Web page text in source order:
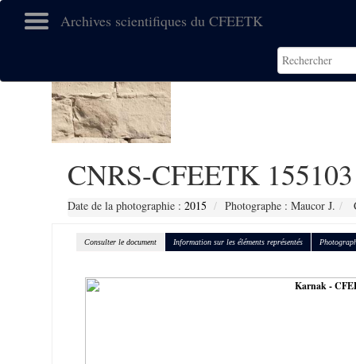
Archives scientifiques du CFEETK
CNRS-CFEETK 155103
Date de la photographie : 2015 Photographe : Maucor J.
Consulter le document Information sur les éléments représentés